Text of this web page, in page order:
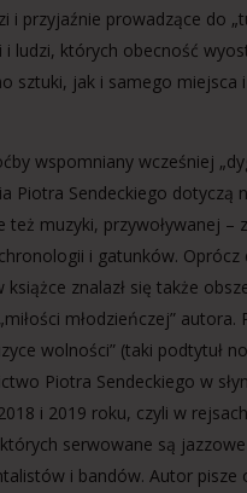
i przyjaźnie prowadzące do
i ludzi, których obecność
sztuki, jak i samego miejsca
wspomniany wcześniej
Piotra Sendeckiego dotyczą
też muzyki, przywoływanej –
i gatunków. Oprócz
znalazł się także
młodzieńczej” autora.
wolności” (taki podtytuł
Piotra Sendeckiego w
i 2019 roku, czyli w
serwowane są
i bandów. Autor pisze